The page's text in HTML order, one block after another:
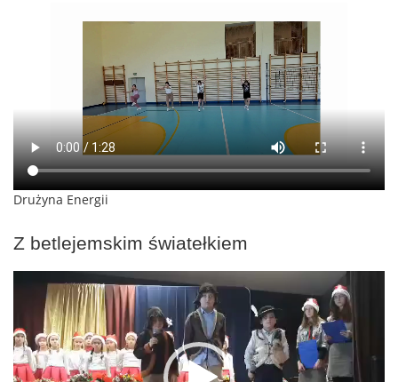
Drużyna Energii
Z betlejemskim światełkiem
Odtwarzacz